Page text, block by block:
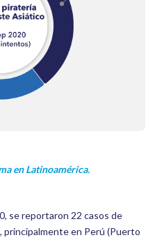
en Latinoamérica.
se reportaron 22 casos de
principalmente en Perú (Puerto